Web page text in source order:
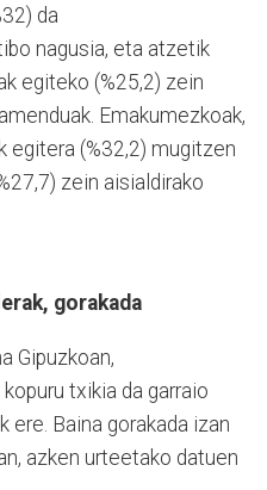
da
nagusia, eta atzetik
egiteko (%25,2) zein
Emakumezkoak,
egitera (%32,2) mugitzen
zein aisialdirako
gorakada
Gipuzkoan,
txikia da garraio
ere. Baina gorakada izan
azken urteetako datuen